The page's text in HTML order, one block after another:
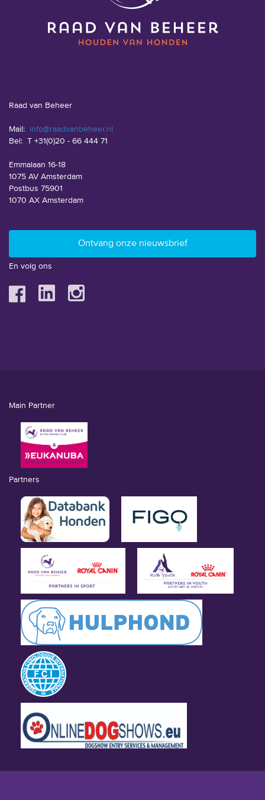
Raad van Beheer
Mail: info@raadvanbeheer.nl
Bel: T +31(0)20 - 66 444 71
Emmalaan 16-18
1075 AV Amsterdam
Postbus 75901
1070 AX Amsterdam
En volg ons
Main Partner
Partners